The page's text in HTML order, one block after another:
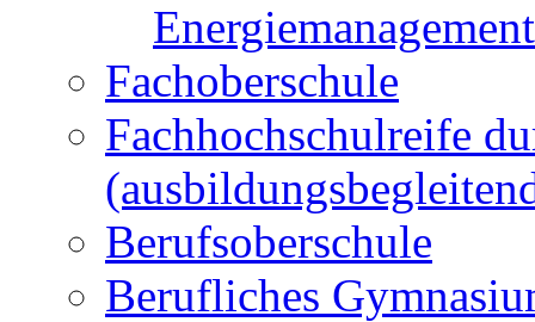
Energiemanagement
Fachoberschule
Fachhochschulreife
Berufsoberschule
Berufliches